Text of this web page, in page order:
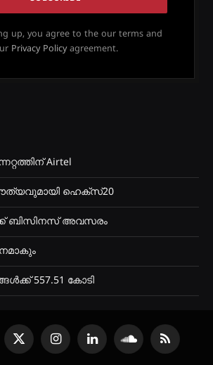
up, you agree to the our terms and
Privacy Policyagreement.
Airtel
ഹെക്സ്20
ബിസിനസ് അവസരം
557.51 കോടി
X
(Twitter)
InstagramLinkedInSoundCloud
RSS